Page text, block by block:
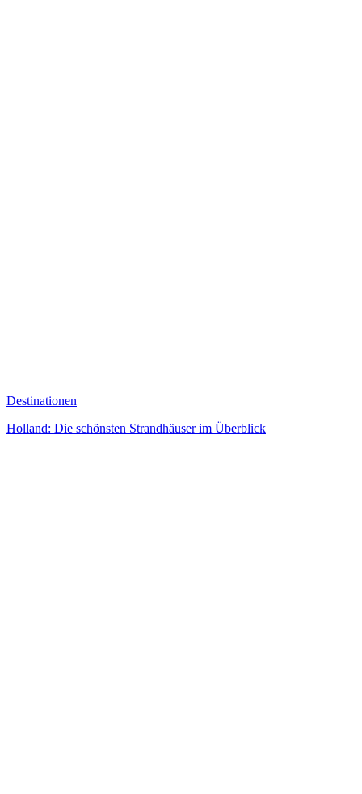
Destinationen
Holland: Die schönsten Strandhäuser im Überblick